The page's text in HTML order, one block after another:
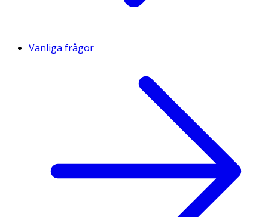
Vanliga frågor